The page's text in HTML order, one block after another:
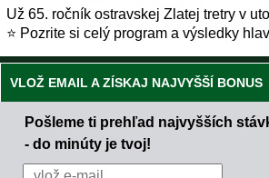
Už 65. ročník ostravskej Zlatej tretry v
⭐ Pozrite si celý program a výsledky
VLOŽ EMAIL A ZÍSKAJ NAJVYŠŠÍ BONUS
Pošleme ti prehľad najvyšších
- do minúty je tvoj!